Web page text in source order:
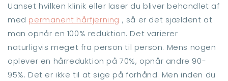
Uanset hvilken klinik eller laser du bliver behandlet af
med permanent hårfjerning , så er det sjældent at
man opnår en 100% reduktion. Det varierer
naturligvis meget fra person til person. Mens nogen
oplever en hårreduktion på 70%, opnår andre 90-
95%. Det er ikke til at sige på forhånd. Men inden du